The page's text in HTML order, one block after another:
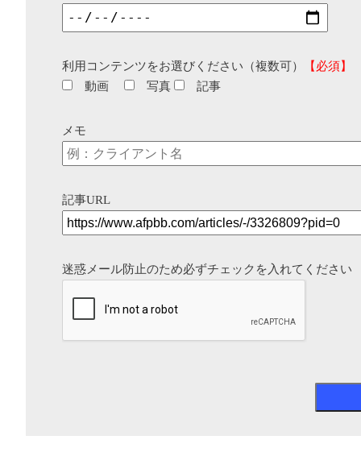
利用コンテンツをお選びください（複数可）
【必須】
動画
写真 記事
メモ
記事URL
迷惑メール防止のため必ずチェックを入れてください